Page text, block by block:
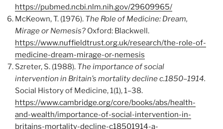
https://pubmed.ncbi.nlm.nih.gov/29609965/
McKeown, T. (1976). The Role of Medicine: Dream,
Mirage or Nemesis? Oxford: Blackwell.
https://www.nuffieldtrust.org.uk/research/the-role-of-
medicine-dream-mirage-or-nemesis
Szreter, S. (1988). The importance of social
intervention in Britain’s mortality decline c.1850–1914.
Social History of Medicine, 1(1), 1–38.
https://www.cambridge.org/core/books/abs/health-
and-wealth/importance-of-social-intervention-in-
britains-mortality-decline-c18501914-a-